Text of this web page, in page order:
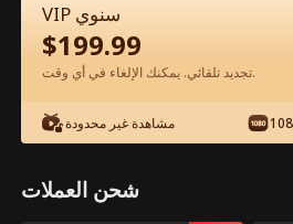
0-49 50-67
59 60
VIP سنوي
$199.99
تجديد تلقائي. يمكنك الإلغاء في أي وقت.
مشاهدة غير محدودة
شحن العملات